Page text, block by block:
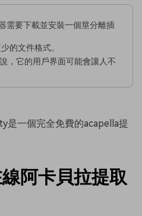
需要下載並安裝一個莖分離插
的文件格式。
，它的用戶界面可能會讓人不
是一個完全免費的acapella提
阿卡貝拉提取